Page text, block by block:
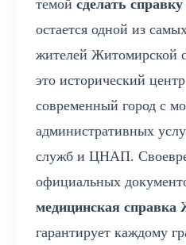
темой сделать
остается одной из
жителей
это исторический
современный город с
административных
служб и ЦНАП.
официальных
медицинская
гарантирует каждому